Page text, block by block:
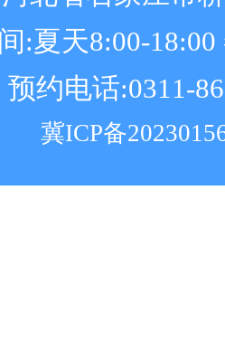
:夏天8:00-18:00
预约电话:0311-
冀ICP备